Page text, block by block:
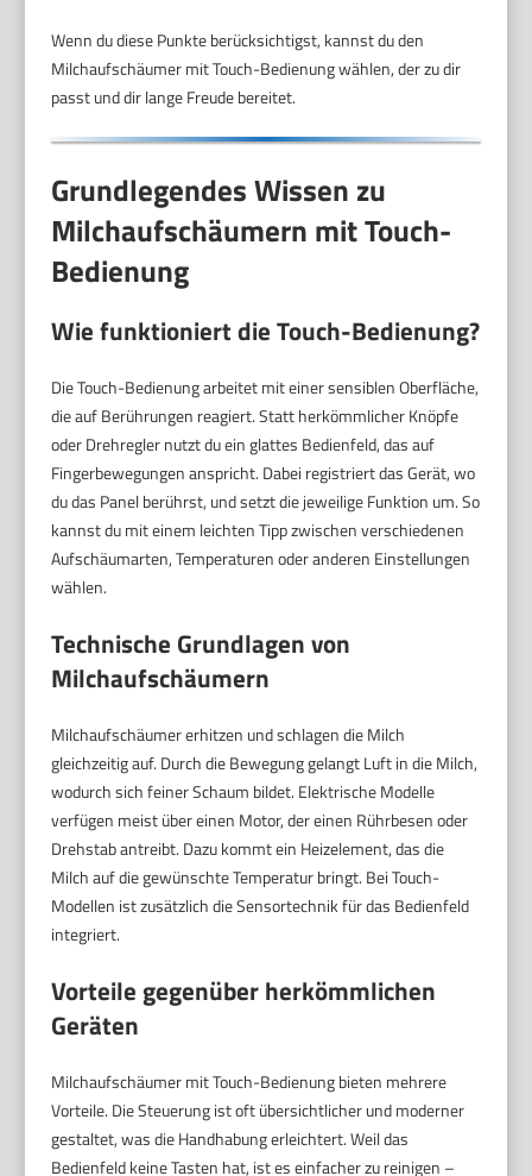
Wenn du diese Punkte berücksichtigst, kannst du den
Milchaufschäumer mit Touch-Bedienung wählen, der zu dir
passt und dir lange Freude bereitet.
Grundlegendes Wissen zu
Milchaufschäumern mit Touch-
Bedienung
Wie funktioniert die Touch-Bedienung?
Die Touch-Bedienung arbeitet mit einer sensiblen Oberfläche,
die auf Berührungen reagiert. Statt herkömmlicher Knöpfe
oder Drehregler nutzt du ein glattes Bedienfeld, das auf
Fingerbewegungen anspricht. Dabei registriert das Gerät, wo
du das Panel berührst, und setzt die jeweilige Funktion um. So
kannst du mit einem leichten Tipp zwischen verschiedenen
Aufschäumarten, Temperaturen oder anderen Einstellungen
wählen.
Technische Grundlagen von
Milchaufschäumern
Milchaufschäumer erhitzen und schlagen die Milch
gleichzeitig auf. Durch die Bewegung gelangt Luft in die Milch,
wodurch sich feiner Schaum bildet. Elektrische Modelle
verfügen meist über einen Motor, der einen Rührbesen oder
Drehstab antreibt. Dazu kommt ein Heizelement, das die
Milch auf die gewünschte Temperatur bringt. Bei Touch-
Modellen ist zusätzlich die Sensortechnik für das Bedienfeld
integriert.
Vorteile gegenüber herkömmlichen
Geräten
Milchaufschäumer mit Touch-Bedienung bieten mehrere
Vorteile. Die Steuerung ist oft übersichtlicher und moderner
gestaltet, was die Handhabung erleichtert. Weil das
Bedienfeld keine Tasten hat, ist es einfacher zu reinigen –